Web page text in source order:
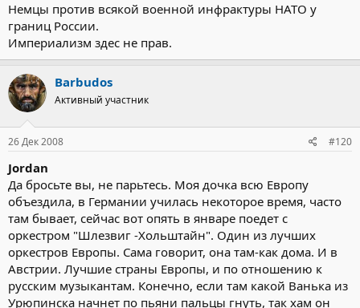
Немцы против всякой военной инфрактуры НАТО у
границ России.
Империализм здес не прав.
Barbudos
Активный участник
26 Дек 2008 #120
Jordan
Да бросьте вы, не парьтесь. Моя дочка всю Европу
объездила, в Германии училась некоторое время, часто
там бывает, сейчас вот опять в январе поедет с
оркестром "Шлезвиг -Хольштайн". Один из лучших
оркестров Европы. Сама говорит, она там-как дома. И в
Австрии. Лучшие страны Европы, и по отношению к
русским музыкантам. Конечно, если там какой Ванька из
Урюпинска начнет по пьяни пальцы гнуть, так хам он